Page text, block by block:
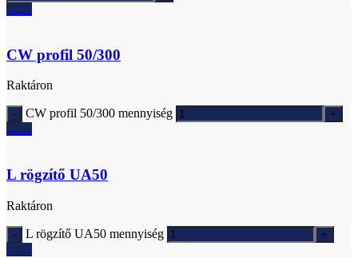
Ajánlatkérés
CW profil 50/300
Raktáron
CW profil 50/300 mennyiség
Ajánlatkérés
L rögzítő UA50
Raktáron
L rögzítő UA50 mennyiség
Ajánlatkérés